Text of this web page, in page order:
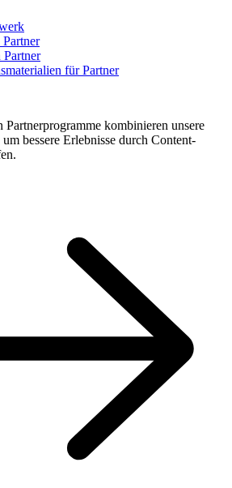
Partner
für Partner
Partnerprogramme kombinieren unsere
bessere Erlebnisse durch Content-